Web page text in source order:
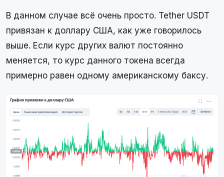
В данном случае всё очень просто. Tether USDT
привязан к доллару США, как уже говорилось
выше. Если курс других валют постоянно
меняется, то курс данного токена всегда
примерно равен одному американскому баксу.